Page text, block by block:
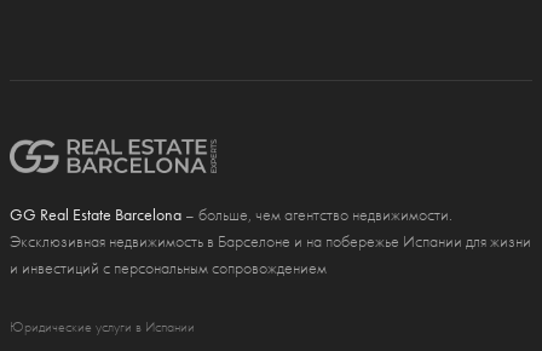
GG Real Estate Barcelona – больше, чем агентство недвижимости.
Эксклюзивная недвижимость в Барселоне и на побережье Испании для жизни
и инвестиций с персональным сопровождением
Юридические услуги в Испании